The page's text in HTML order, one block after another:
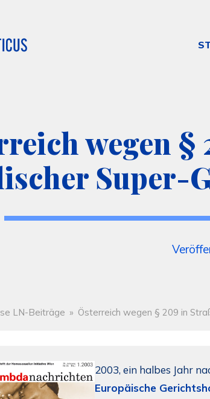
wegen
Super-
LN-Beiträge » Österreich wegen § 209 in
2003, ein halbes Jahr
Europäische